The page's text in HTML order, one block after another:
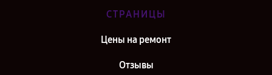
СТРАНИЦЫ
Цены на ремонт
Отзывы